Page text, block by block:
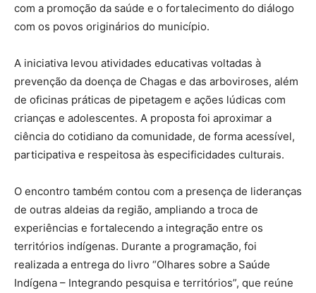
com a promoção da saúde e o fortalecimento do diálogo
com os povos originários do município.
A iniciativa levou atividades educativas voltadas à
prevenção da doença de Chagas e das arboviroses, além
de oficinas práticas de pipetagem e ações lúdicas com
crianças e adolescentes. A proposta foi aproximar a
ciência do cotidiano da comunidade, de forma acessível,
participativa e respeitosa às especificidades culturais.
O encontro também contou com a presença de lideranças
de outras aldeias da região, ampliando a troca de
experiências e fortalecendo a integração entre os
territórios indígenas. Durante a programação, foi
realizada a entrega do livro “Olhares sobre a Saúde
Indígena – Integrando pesquisa e territórios”, que reúne